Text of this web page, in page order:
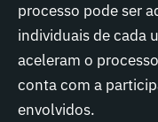
processo pode ser
individuais de cada
aceleram o
conta com a
envolvidos.